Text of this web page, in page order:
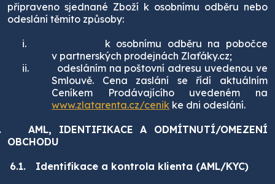
připraveno sjednané Zboží k osobnímu odběru nebo
odeslání těmito způsoby:
i.
k osobnímu odběru na pobočce
v partnerských prodejnách Zlaťáky.cz;
ii.
odesláním na poštovní adresu uvedenou ve
Smlouvě. Cena zaslání se řídí aktuálním
Ceníkem Prodávajícího uvedeném na
www.zlatarenta.cz/cenik ke dni odeslání.
AML, IDENTIFIKACE A ODMÍTNUTÍ/OMEZENÍ
OBCHODU
6.1.
Identifikace a kontrola klienta (AML/KYC)